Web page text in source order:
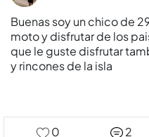
Buenas soy un chico de
moto y disfrutar de los
que le guste disfrutar
y rincones de la isla
0 2